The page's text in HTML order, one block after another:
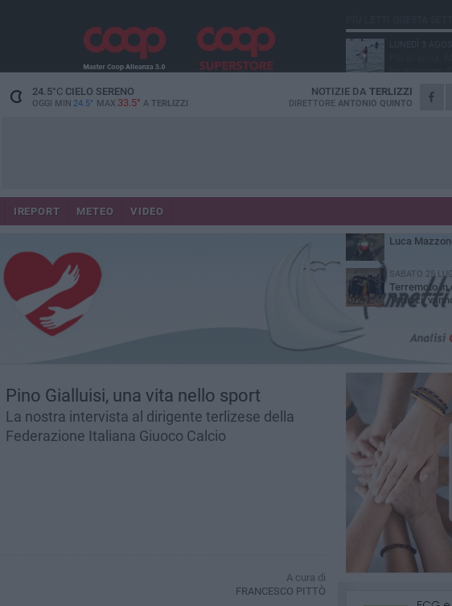
24.5°CCIELO SERENO
OGGI MIN 24.5° MAX 33.5° A TERLIZZI
NOTIZIE DA TERLIZZI
DIRETTORE ANTONIO QUINTO
IREPORT METEO VIDEO
Pino Gialluisi, una vita nello sport
La nostra intervista al dirigente terlizese della
Federazione Italiana Giuoco Calcio
A cura di
FRANCESCO PITTÒ
bicampione
DOMENICA 2
Serie D
Serie C
MERCOLEDÌ 29
Luca
SABATO 25
Terremoto in
Terlizzi,